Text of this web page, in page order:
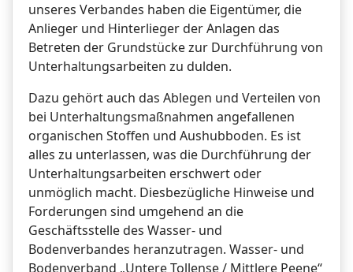
unseres Verbandes haben die Eigentümer, die
Anlieger und Hinterlieger der Anlagen das
Betreten der Grundstücke zur Durchführung von
Unterhaltungsarbeiten zu dulden.
Dazu gehört auch das Ablegen und Verteilen von
bei Unterhaltungsmaßnahmen angefallenen
organischen Stoffen und Aushubboden. Es ist
alles zu unterlassen, was die Durchführung der
Unterhaltungsarbeiten erschwert oder
unmöglich macht. Diesbezügliche Hinweise und
Forderungen sind umgehend an die
Geschäftsstelle des Wasser- und
Bodenverbandes heranzutragen. Wasser- und
Bodenverband „Untere Tollense / Mittlere Peene“